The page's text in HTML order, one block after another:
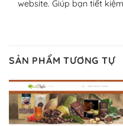
dàng thiết lập vì thực tế
trang web WordPress của
Dễ dàng lựa chọn
– Bảo mật cực tốt
website. Giúp bạn tiết
SẢN PHẨM TƯƠNG TỰ